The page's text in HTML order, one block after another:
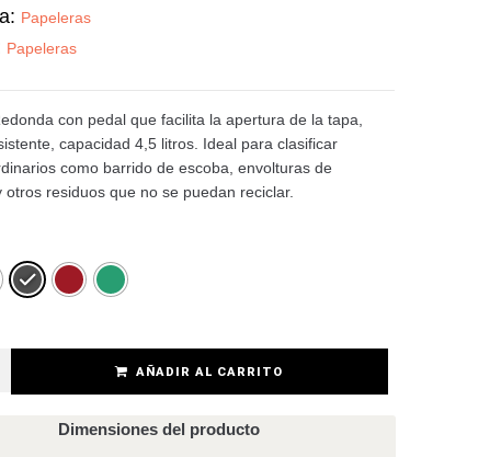
Papeleras
Papeleras
con pedal que facilita la apertura de la tapa,
capacidad 4,5 litros. Ideal para clasificar
como barrido de escoba, envolturas de
otros residuos que no se puedan reciclar.
AÑADIR AL CARRITO
Dimensiones del producto